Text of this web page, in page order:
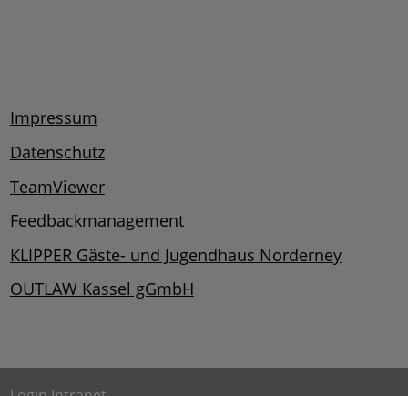
Impressum
Datenschutz
TeamViewer
Feedbackmanagement
KLIPPER Gäste- und Jugendhaus Norderney
OUTLAW Kassel gGmbH